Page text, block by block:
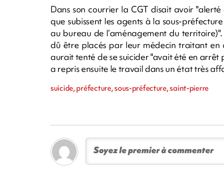
Dans son courrier la CGT disait avoir
que subissent les agents à la sous-
au bureau de l’aménagement du
dû être placés par leur médecin traitant en
aurait tenté de se suicider "avait été en arrêt
a repris ensuite le travail dans un état très
suicide, préfecture, sous-préfecture, saint-pierre